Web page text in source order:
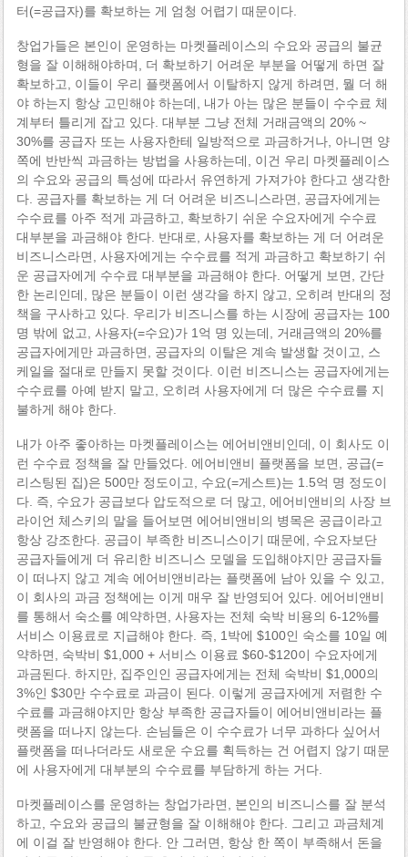
터(=공급자)를 확보하는 게 엄청 어렵기 때문이다.
창업가들은 본인이 운영하는 마켓플레이스의 수요와 공급의 불균
형을 잘 이해해야하며, 더 확보하기 어려운 부분을 어떻게 하면 잘
확보하고, 이들이 우리 플랫폼에서 이탈하지 않게 하려면, 뭘 더 해
야 하는지 항상 고민해야 하는데, 내가 아는 많은 분들이 수수료 체
계부터 틀리게 잡고 있다. 대부분 그냥 전체 거래금액의 20% ~
30%를 공급자 또는 사용자한테 일방적으로 과금하거나, 아니면 양
쪽에 반반씩 과금하는 방법을 사용하는데, 이건 우리 마켓플레이스
의 수요와 공급의 특성에 따라서 유연하게 가져가야 한다고 생각한
다. 공급자를 확보하는 게 더 어려운 비즈니스라면, 공급자에게는
수수료를 아주 적게 과금하고, 확보하기 쉬운 수요자에게 수수료
대부분을 과금해야 한다. 반대로, 사용자를 확보하는 게 더 어려운
비즈니스라면, 사용자에게는 수수료를 적게 과금하고 확보하기 쉬
운 공급자에게 수수료 대부분을 과금해야 한다. 어떻게 보면, 간단
한 논리인데, 많은 분들이 이런 생각을 하지 않고, 오히려 반대의 정
책을 구사하고 있다. 우리가 비즈니스를 하는 시장에 공급자는 100
명 밖에 없고, 사용자(=수요)가 1억 명 있는데, 거래금액의 20%를
공급자에게만 과금하면, 공급자의 이탈은 계속 발생할 것이고, 스
케일을 절대로 만들지 못할 것이다. 이런 비즈니스는 공급자에게는
수수료를 아예 받지 말고, 오히려 사용자에게 더 많은 수수료를 지
불하게 해야 한다.
내가 아주 좋아하는 마켓플레이스는 에어비앤비인데, 이 회사도 이
런 수수료 정책을 잘 만들었다. 에어비앤비 플랫폼을 보면, 공급(=
리스팅된 집)은 500만 정도이고, 수요(=게스트)는 1.5억 명 정도이
다. 즉, 수요가 공급보다 압도적으로 더 많고, 에어비앤비의 사장 브
라이언 체스키의 말을 들어보면 에어비앤비의 병목은 공급이라고
항상 강조한다. 공급이 부족한 비즈니스이기 때문에, 수요자보단
공급자들에게 더 유리한 비즈니스 모델을 도입해야지만 공급자들
이 떠나지 않고 계속 에어비앤비라는 플랫폼에 남아 있을 수 있고,
이 회사의 과금 정책에는 이게 매우 잘 반영되어 있다. 에어비앤비
를 통해서 숙소를 예약하면, 사용자는 전체 숙박 비용의 6-12%를
서비스 이용료로 지급해야 한다. 즉, 1박에 $100인 숙소를 10일 예
약하면, 숙박비 $1,000 + 서비스 이용료 $60-$120이 수요자에게
과금된다. 하지만, 집주인인 공급자에게는 전체 숙박비 $1,000의
3%인 $30만 수수료로 과금이 된다. 이렇게 공급자에게 저렴한 수
수료를 과금해야지만 항상 부족한 공급자들이 에어비앤비라는 플
랫폼을 떠나지 않는다. 손님들은 이 수수료가 너무 과하다 싶어서
플랫폼을 떠나더라도 새로운 수요를 획득하는 건 어렵지 않기 때문
에 사용자에게 대부분의 수수료를 부담하게 하는 거다.
마켓플레이스를 운영하는 창업가라면, 본인의 비즈니스를 잘 분석
하고, 수요와 공급의 불균형을 잘 이해해야 한다. 그리고 과금체계
에 이걸 잘 반영해야 한다. 안 그러면, 항상 한 쪽이 부족해서 돈을